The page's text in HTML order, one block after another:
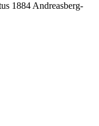
1884 Andreasberg-